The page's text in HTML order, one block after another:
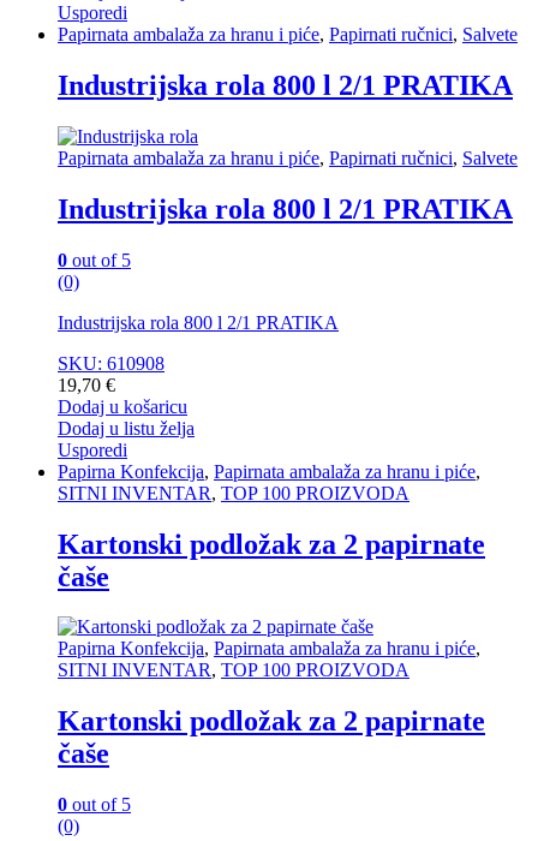
Usporedi
Papirnata ambalaža za hranu i piće, Papirnati ručnici, Salvete
Industrijska rola 800 l 2/1 PRATIKA
Papirnata ambalaža za hranu i piće, Papirnati ručnici, Salvete
Industrijska rola 800 l 2/1 PRATIKA
0 out of 5
(0)
Industrijska rola 800 l 2/1 PRATIKA
SKU: 610908
19,70 €
Dodaj u košaricu
Dodaj u listu želja
Usporedi
Papirna Konfekcija, Papirnata ambalaža za hranu i piće,
SITNI INVENTAR, TOP 100 PROIZVODA
Kartonski podložak za 2 papirnate
čaše
Papirna Konfekcija, Papirnata ambalaža za hranu i piće,
SITNI INVENTAR, TOP 100 PROIZVODA
Kartonski podložak za 2 papirnate
čaše
0 out of 5
(0)